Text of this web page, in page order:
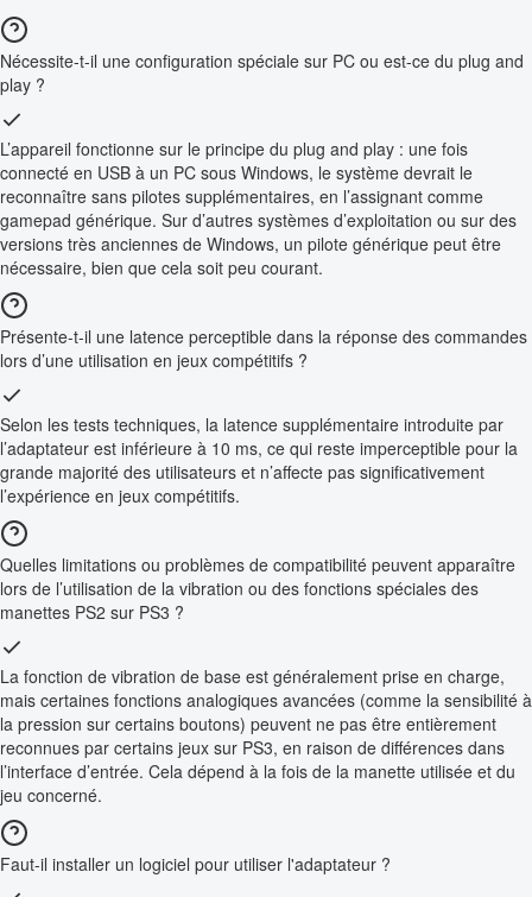
Nécessite-t-il une configuration spéciale sur PC ou est-ce du plug and
play ?
L’appareil fonctionne sur le principe du plug and play : une fois
connecté en USB à un PC sous Windows, le système devrait le
reconnaître sans pilotes supplémentaires, en l’assignant comme
gamepad générique. Sur d’autres systèmes d’exploitation ou sur des
versions très anciennes de Windows, un pilote générique peut être
nécessaire, bien que cela soit peu courant.
Présente-t-il une latence perceptible dans la réponse des commandes
lors d’une utilisation en jeux compétitifs ?
Selon les tests techniques, la latence supplémentaire introduite par
l’adaptateur est inférieure à 10 ms, ce qui reste imperceptible pour la
grande majorité des utilisateurs et n’affecte pas significativement
l’expérience en jeux compétitifs.
Quelles limitations ou problèmes de compatibilité peuvent apparaître
lors de l’utilisation de la vibration ou des fonctions spéciales des
manettes PS2 sur PS3 ?
La fonction de vibration de base est généralement prise en charge,
mais certaines fonctions analogiques avancées (comme la sensibilité à
la pression sur certains boutons) peuvent ne pas être entièrement
reconnues par certains jeux sur PS3, en raison de différences dans
l’interface d’entrée. Cela dépend à la fois de la manette utilisée et du
jeu concerné.
Faut-il installer un logiciel pour utiliser l'adaptateur ?